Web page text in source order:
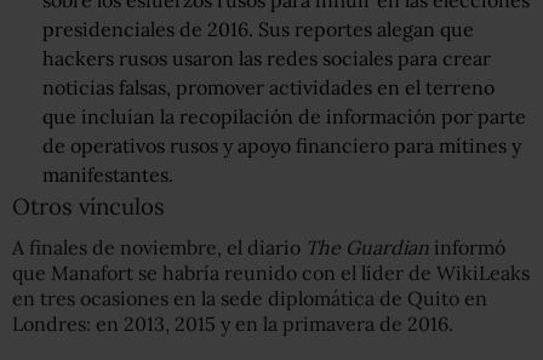
presidenciales de 2016. Sus reportes alegan que
hackers rusos usaron las redes sociales para crear
noticias falsas, promover actividades en el terreno
que incluían la recopilación de información por parte
de operativos rusos y apoyo financiero para mítines y
manifestantes.
Otros vínculos
A finales de noviembre, el diario The Guardian informó
que Manafort se habría reunido con el líder de WikiLeaks
en tres ocasiones en la sede diplomática de Quito en
Londres: en 2013, 2015 y en la primavera de 2016.